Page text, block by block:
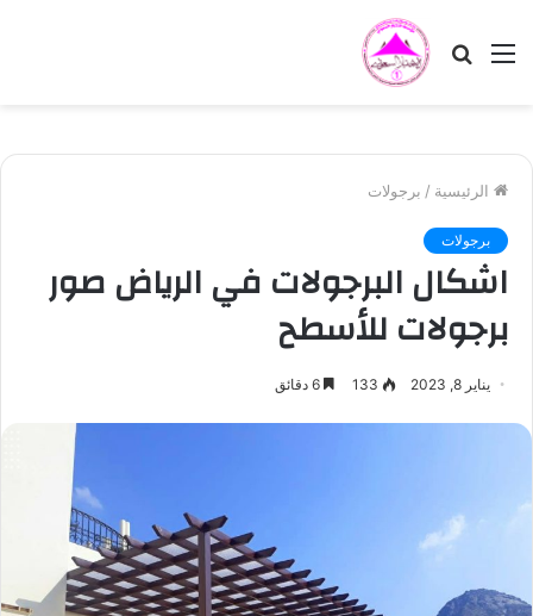
القائمة بحث
الرئيسية / برجولات
برجولات
اشكال البرجولات في الرياض صور
برجولات للأسطح
يناير 8, 2023 133